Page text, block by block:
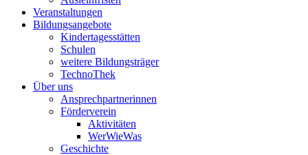
Veranstaltungen
Bildungsangebote
Kindertagesstätten
Schulen
weitere Bildungsträger
TechnoThek
Über uns
Ansprechpartnerinnen
Förderverein
Aktivitäten
WerWieWas
Geschichte